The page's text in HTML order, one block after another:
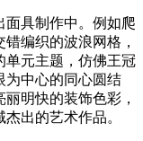
面具制作中。例如爬
编织的波浪网格，
单元主题，仿佛王冠
为中心的同心圆结
明快的装饰色彩，
出的艺术作品。